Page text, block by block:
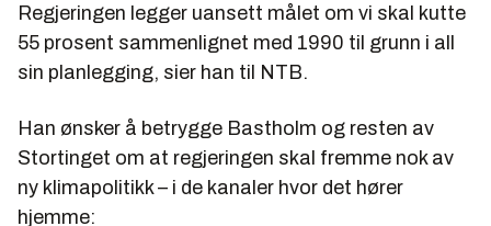
Regjeringen legger uansett målet om vi skal kutte
55 prosent sammenlignet med 1990 til grunn i all
sin planlegging, sier han til NTB.
Han ønsker å betrygge Bastholm og resten av
Stortinget om at regjeringen skal fremme nok av
ny klimapolitikk – i de kanaler hvor det hører
hjemme: